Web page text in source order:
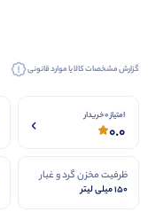
گزارش مشخصات کالا یا موارد قانونی
امتیاز 0 خریدار
0.0
ظرفیت مخزن گرد و غبار
150 میلی لیتر